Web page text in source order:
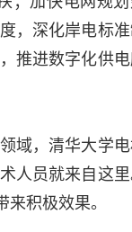
，深化岸电标
推进数字化供
域，清华大学
人员就来自这里
积极效果。